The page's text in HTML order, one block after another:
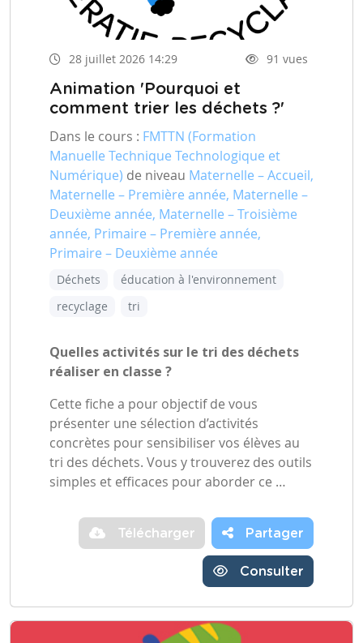
28 juillet 2026 14:29 91 vues
Animation 'Pourquoi et
comment trier les déchets ?'
Dans le cours : FMTTN (Formation
Manuelle Technique Technologique et
Numérique) de niveau Maternelle – Accueil,
Maternelle – Première année, Maternelle –
Deuxième année, Maternelle – Troisième
année, Primaire – Première année,
Primaire – Deuxième année
Déchets
éducation à l'environnement
recyclage
tri
Quelles activités sur le tri des déchets
réaliser en classe ?
Cette fiche a pour objectif de vous
présenter une sélection d’activités
concrètes pour sensibiliser vos élèves au
tri des déchets. Vous y trouverez des outils
simples et efficaces pour aborder ce …
Télécharger Partager
Consulter